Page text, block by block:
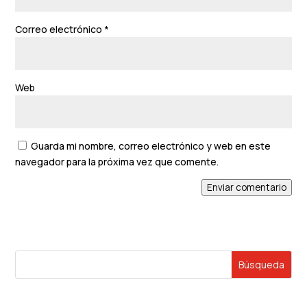
Correo electrónico *
Web
Guarda mi nombre, correo electrónico y web en este
navegador para la próxima vez que comente.
Enviar comentario